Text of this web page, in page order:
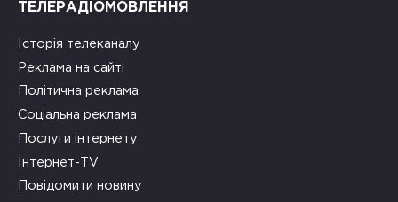
ТЕЛЕРАДІОМОВЛЕННЯ
Історія телеканалу
Реклама на сайті
Політична реклама
Соціальна реклама
Послуги інтернету
Інтернет-TV
Повідомити новину